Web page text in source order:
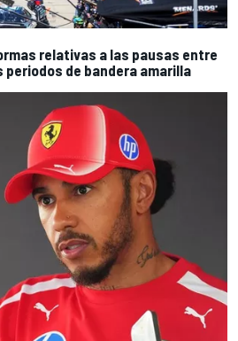
relativas a las pausas entre
de bandera amarilla